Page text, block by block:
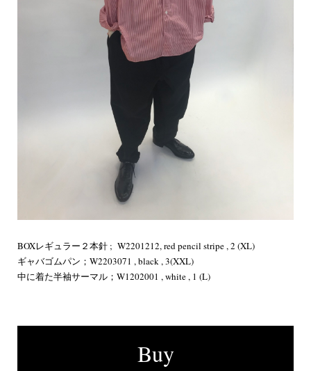
BOXレギュラー２本針 ; W2201212, red pencil stripe , 2 (XL)
ギャバゴムパン；W2203071 , black , 3(XXL)
中に着た半袖サーマル；W1202001 , white , 1 (L)
Buy